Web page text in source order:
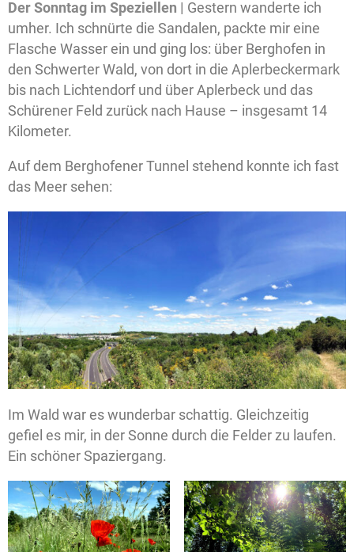
DerSonntag im Speziellen | Gestern wanderte ich
umher. Ich schnürte die Sandalen, packte mir eine
Flasche Wasser ein und ging los: über Berghofen in
den Schwerter Wald, von dort in die Aplerbeckermark
bis nach Lichtendorf und über Aplerbeck und das
Schürener Feld zurück nach Hause – insgesamt 14
Kilometer.
Auf dem Berghofener Tunnel stehend konnte ich fast
das Meer sehen:
Im Wald war es wunderbar schattig. Gleichzeitig
gefiel es mir, in der Sonne durch die Felder zu laufen.
Ein schöner Spaziergang.